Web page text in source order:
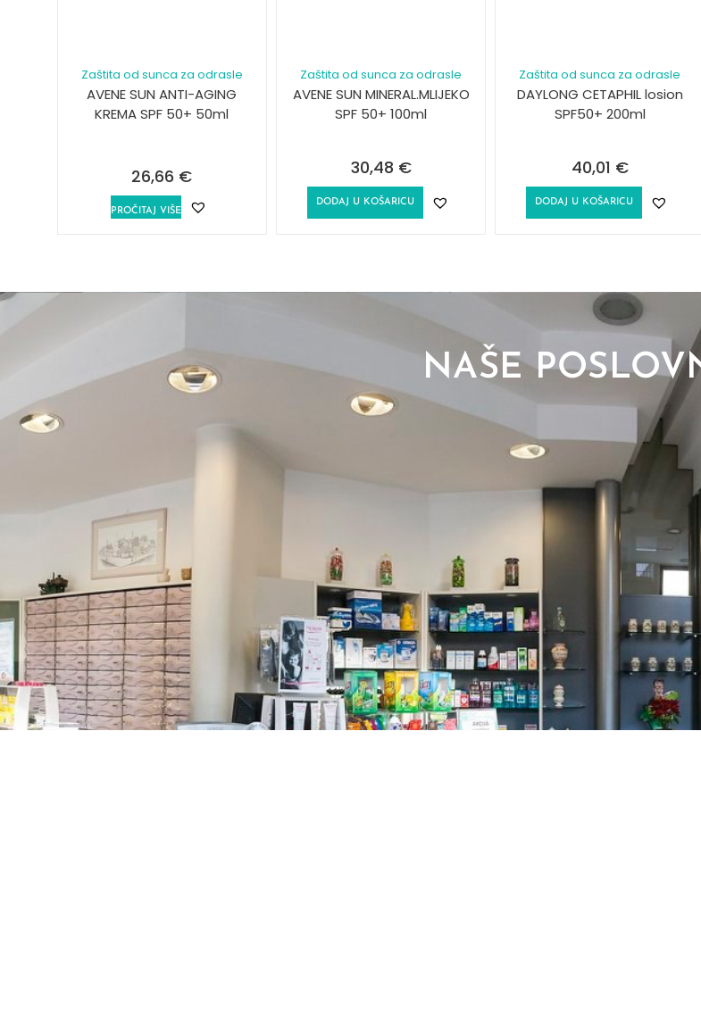
Zaštita od sunca za odrasle
AVENE SUN ANTI-AGING
KREMA SPF 50+ 50ml
26,66 €
PROČITAJ VIŠE
Zaštita od sunca za odrasle
AVENE SUN MINERAL.MLIJEKO
SPF 50+ 100ml
30,48 €
DODAJ U KOŠARICU
Zaštita od sunca za odrasle
DAYLONG CETAPHIL losion
SPF50+ 200ml
40,01 €
DODAJ U KOŠARICU
NAŠE